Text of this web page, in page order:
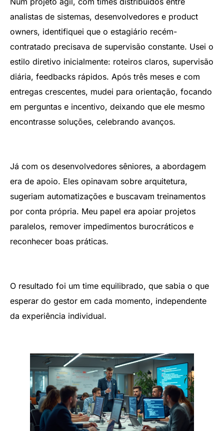
analistas de sistemas, desenvolvedores e product
owners, identifiquei que o estagiário recém-
contratado precisava de supervisão constante. Usei o
estilo diretivo inicialmente: roteiros claros, supervisão
diária, feedbacks rápidos. Após três meses e com
entregas crescentes, mudei para orientação, focando
em perguntas e incentivo, deixando que ele mesmo
encontrasse soluções, celebrando avanços.
Já com os desenvolvedores sêniores, a abordagem
era de apoio. Eles opinavam sobre arquitetura,
sugeriam automatizações e buscavam treinamentos
por conta própria. Meu papel era apoiar projetos
paralelos, remover impedimentos burocráticos e
reconhecer boas práticas.
O resultado foi um time equilibrado, que sabia o que
esperar do gestor em cada momento, independente
da experiência individual.